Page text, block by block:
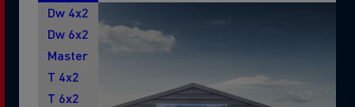
Dw 4x2
Dw 6x2
Master
T 4x2
T 6x2